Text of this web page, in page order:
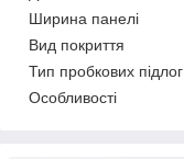
Ширина панелі
Вид покриття
Тип пробкових підлог
Особливості